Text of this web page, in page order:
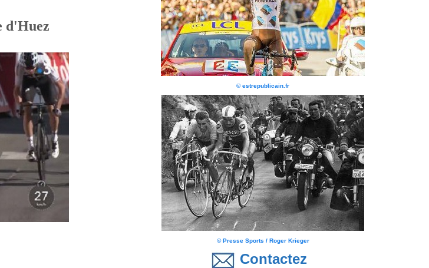
d'Huez
© estrepublicain.fr
© Presse Sports / Roger Krieger
Contactez